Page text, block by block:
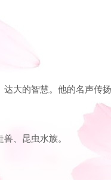
大的智慧。他的名声传
、昆虫水族。